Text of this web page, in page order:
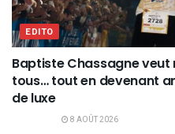
EDITO
Baptiste Chassagne
tous… tout en devenant
de luxe
8 AOÛT 2026